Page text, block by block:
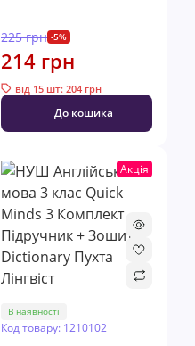
225 грн -5%
214 грн
від 15 шт: 204 грн
До кошика
Акція
В наявності
Код товару: 1210102